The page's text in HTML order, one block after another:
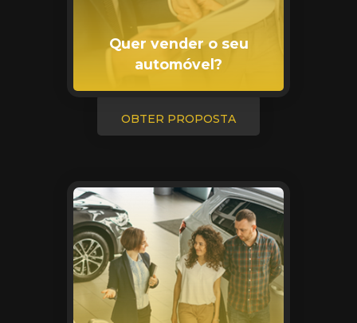
Quer vender o seu
automóvel?
OBTER PROPOSTA